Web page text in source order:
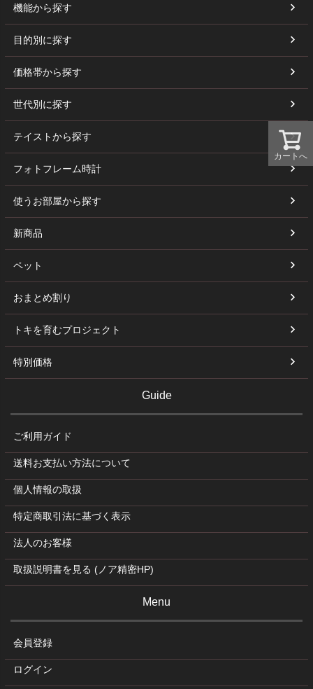
カートへ
機能から探す
目的別に探す
価格帯から探す
世代別に探す
テイストから探す
フォトフレーム時計
使うお部屋から探す
新商品
ペット
おまとめ割り
トキを育むプロジェクト
特別価格
Guide
ご利用ガイド
送料お支払い方法について
個人情報の取扱
特定商取引法に基づく表示
法人のお客様
取扱説明書を見る (ノア精密HP)
Menu
会員登録
ログイン